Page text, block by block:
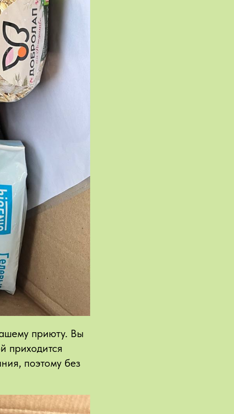
приюту. Вы
приходится
поэтому без